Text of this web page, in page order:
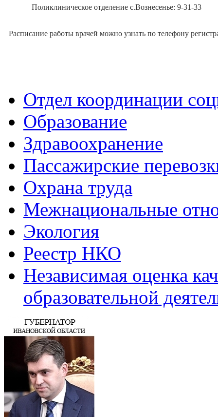
Поликлиническое отделение с.Вознесенье: 9-31-33
Расписание работы врачей можно узнать по телефону
Отдел координации
Образование
Здравоохранение
Пассажирские
Охрана труда
Межнациональные
Экология
Реестр НКО
Независимая оценка
образовательной